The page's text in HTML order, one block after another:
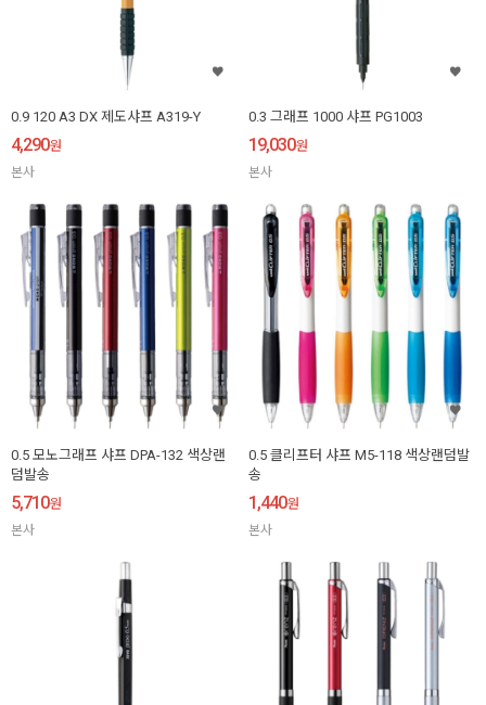
0.9 120 A3 DX 제도샤프 A319-Y
4,290원
본사
0.3 그래프 1000 샤프 PG1003
19,030원
본사
0.5 모노그래프 샤프 DPA-132 색상랜
덤발송
5,710원
본사
0.5 클리프터 샤프 M5-118 색상랜덤발
송
1,440원
본사